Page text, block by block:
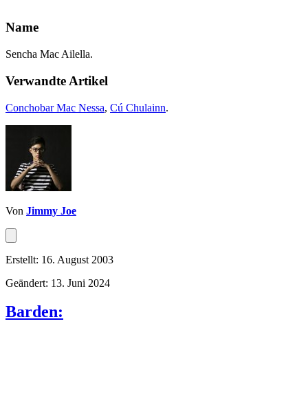
Name
Sencha Mac Ailella.
Verwandte Artikel
Conchobar Mac Nessa, Cú Chulainn.
Von Jimmy Joe
Erstellt: 16. August 2003
Geändert: 13. Juni 2024
Barden: